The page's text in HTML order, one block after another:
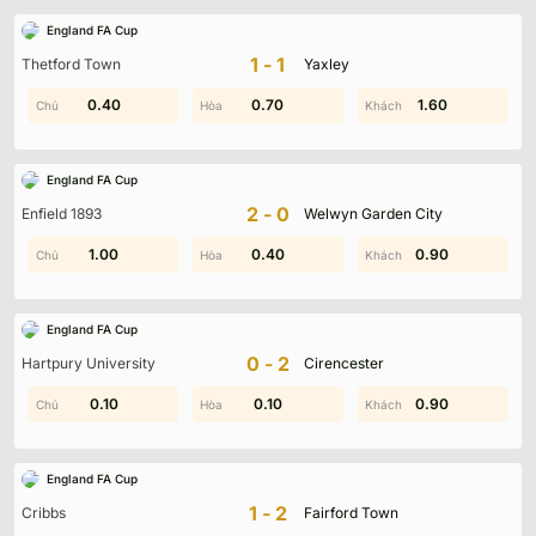
England FA Cup
Thetford Town 1-1 Yaxley
1.00 1.60 1.80
0.40 0.70 1.60
England FA Cup
Enfield 1893 2-0 Welwyn Garden City
1.90 0.60 1.30
1.00 0.40 0.90
England FA Cup
Hartpury University 0-2 Cirencester
1.00 0.10 0.80
0.10 0.10 0.90
England FA Cup
Cribbs 1-2 Fairford Town